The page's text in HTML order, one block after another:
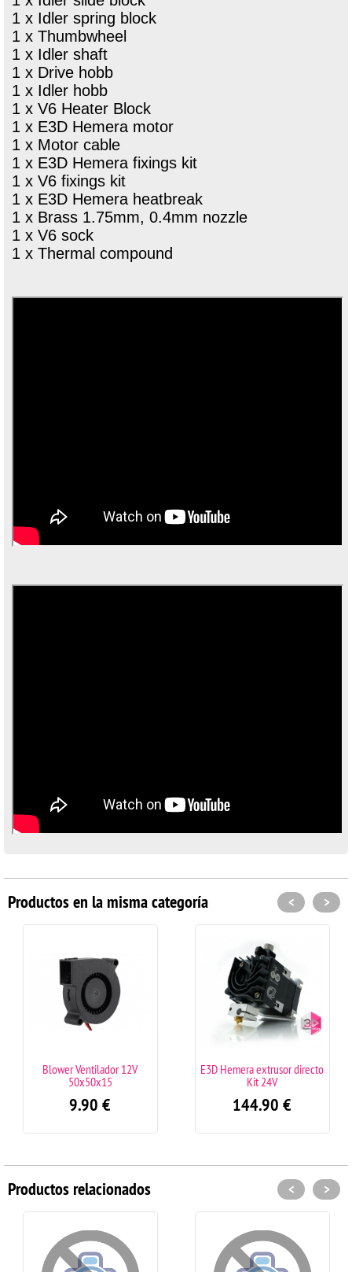
1 x Idler spring block
1 x Thumbwheel
1 x Idler shaft
1 x Drive hobb
1 x Idler hobb
1 x V6 Heater Block
1 x E3D Hemera motor
1 x Motor cable
1 x E3D Hemera fixings kit
1 x V6 fixings kit
1 x E3D Hemera heatbreak
1 x Brass 1.75mm, 0.4mm nozzle
1 x V6 sock
1 x Thermal compound
Productos en la misma categoría
Blower Ventilador 12V
50x50x15
9.90 €
E3D Hemera extrusor directo
Kit 24V
144.90 €
< >
Productos relacionados < >